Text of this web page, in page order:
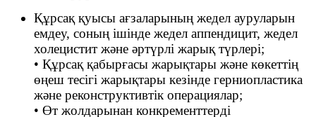
Құрсақ қуысы ағзаларының жедел ауруларын
емдеу, соның ішінде жедел аппендицит, жедел
холецистит және әртүрлі жарық түрлері;
• Құрсақ қабырғасы жарықтары және көкеттің
өңеш тесігі жарықтары кезінде герниопластика
және реконструктивтік операциялар;
• Өт жолдарынан конкременттерді